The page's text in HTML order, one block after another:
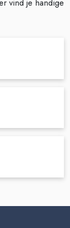
vind je handige